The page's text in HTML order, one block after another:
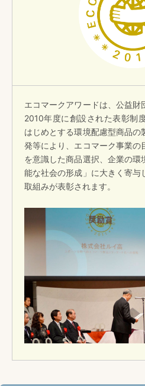
エコマークアワードは、公益財
2010年度に創設された表彰制
はじめとする環境配慮型商品の
発等により、エコマーク事業の
を意識した商品選択、企業の
能な社会の形成」に大きく寄与
取組みが表彰されます。